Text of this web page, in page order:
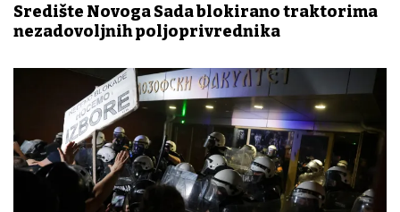
Središte Novoga Sada blokirano traktorima
nezadovoljnih poljoprivrednika